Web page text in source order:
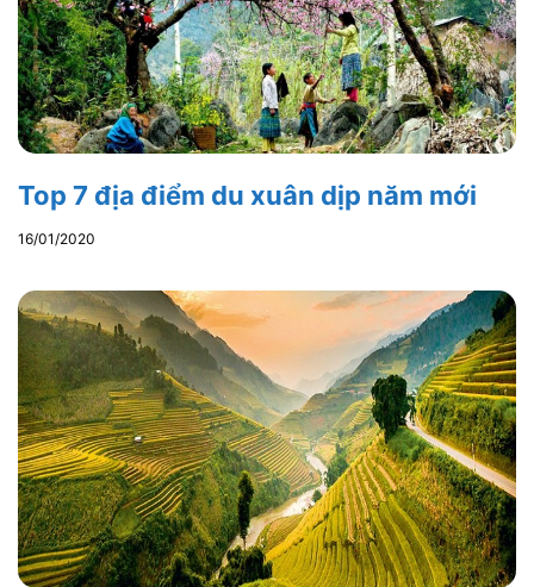
Top 7 địa điểm du xuân dịp năm mới
16/01/2020